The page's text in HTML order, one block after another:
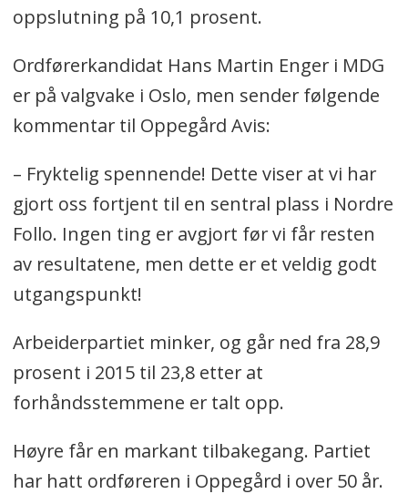
oppslutning på 10,1 prosent.
Ordførerkandidat Hans Martin Enger i MDG
er på valgvake i Oslo, men sender følgende
kommentar til Oppegård Avis:
– Fryktelig spennende! Dette viser at vi har
gjort oss fortjent til en sentral plass i Nordre
Follo. Ingen ting er avgjort før vi får resten
av resultatene, men dette er et veldig godt
utgangspunkt!
Arbeiderpartiet minker, og går ned fra 28,9
prosent i 2015 til 23,8 etter at
forhåndsstemmene er talt opp.
Høyre får en markant tilbakegang. Partiet
har hatt ordføreren i Oppegård i over 50 år.